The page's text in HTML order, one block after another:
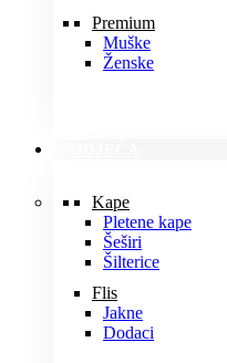
Premium
Muške
Ženske
Kape
Pletene kape
Šeširi
Šilterice
Flis
Jakne
Dodaci